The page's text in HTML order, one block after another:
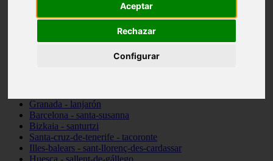
Aceptar
Rechazar
Configurar
Madrid - nuevo-baztán
Granada - lanjarón
Barcelona - santa-susanna
Bizkaia - santurtzi
Santa-cruz-de-tenerife - tacoronte
Illes-balears - sant-llorenç-des-cardassar
Huesca - sallent-de-gállego